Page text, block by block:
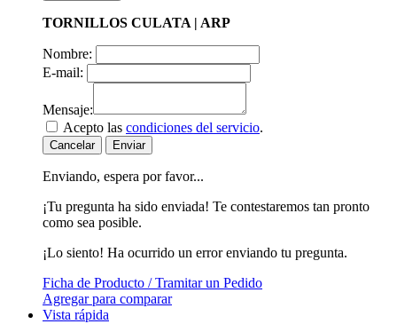
TORNILLOS CULATA | ARP
Nombre:
E-mail:
Mensaje:
Acepto las condiciones del servicio.
Cancelar Enviar
Enviando, espera por favor...
¡Tu pregunta ha sido enviada! Te contestaremos tan pronto
como sea posible.
¡Lo siento! Ha ocurrido un error enviando tu pregunta.
Ficha de Producto / Tramitar un Pedido
Agregar para comparar
Vista rápida